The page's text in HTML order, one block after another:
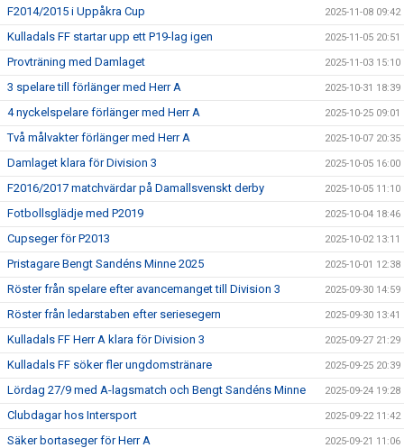
F2014/2015 i Uppåkra Cup 2025-11-08 09:42
Kulladals FF startar upp ett P19-lag igen 2025-11-05 20:51
Provträning med Damlaget 2025-11-03 15:10
3 spelare till förlänger med Herr A 2025-10-31 18:39
4 nyckelspelare förlänger med Herr A 2025-10-25 09:01
Två målvakter förlänger med Herr A 2025-10-07 20:35
Damlaget klara för Division 3 2025-10-05 16:00
F2016/2017 matchvärdar på Damallsvenskt derby 2025-10-05 11:10
Fotbollsglädje med P2019 2025-10-04 18:46
Cupseger för P2013 2025-10-02 13:11
Pristagare Bengt Sandéns Minne 2025 2025-10-01 12:38
Röster från spelare efter avancemanget till Division 3 2025-09-30 14:59
Röster från ledarstaben efter seriesegern 2025-09-30 13:41
Kulladals FF Herr A klara för Division 3 2025-09-27 21:29
Kulladals FF söker fler ungdomstränare 2025-09-25 20:39
Lördag 27/9 med A-lagsmatch och Bengt Sandéns Minne 2025-09-24 19:28
Clubdagar hos Intersport 2025-09-22 11:42
Säker bortaseger för Herr A 2025-09-21 11:06